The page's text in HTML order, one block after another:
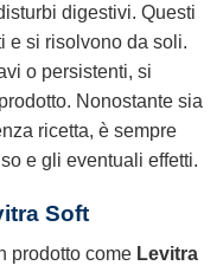
digestivi. Questi
e si risolvono da soli.
o persistenti, si
Nonostante sia
ricetta, è sempre
e gli eventuali effetti.
Soft
prodotto come Levitra